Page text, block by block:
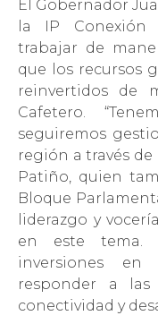
El Gobernador
la IP
trabajar de
que los recursos
reinvertidos de
Cafetero.
seguiremos
región a través de
Patiño, quien
Bloque
liderazgo y
en este tema.
inversiones en
responder a las
conectividad y